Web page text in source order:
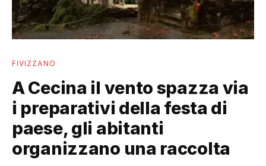
FIVIZZANO
A Cecina il vento spazza via
i preparativi della festa di
paese, gli abitanti
organizzano una raccolta